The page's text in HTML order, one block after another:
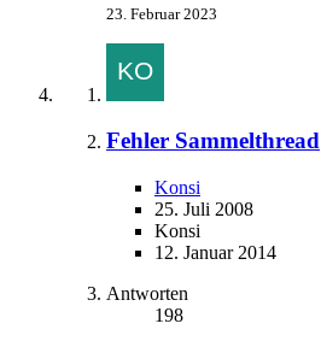
23. Februar 2023
Fehler Sammelthread
Konsi
25. Juli 2008
Konsi
12. Januar 2014
Antworten
198